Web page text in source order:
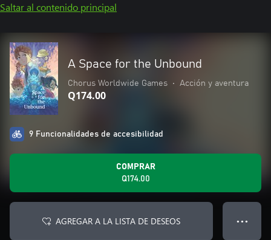
Saltar al contenido principal
A Space for the Unbound
Chorus Worldwide Games • Acción y aventura
Q174.00
9 Funcionalidades de accesibilidad
COMPRAR
Q174.00
AGREGAR A LA LISTA DE DESEOS ● ● ●